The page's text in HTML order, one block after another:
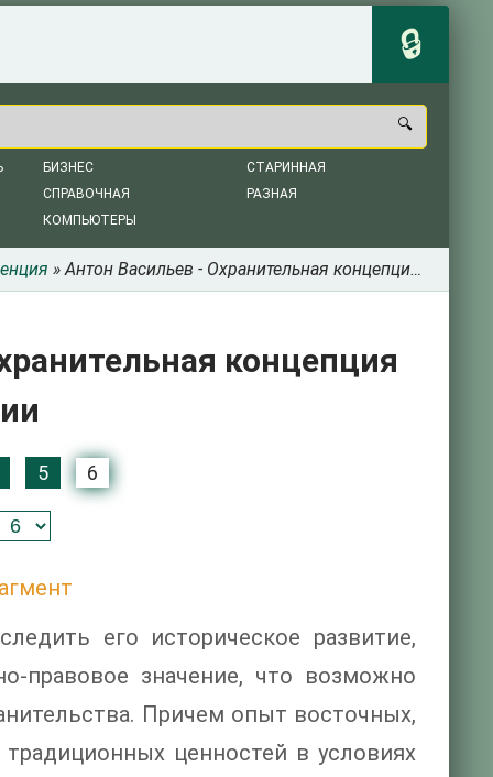
БИЗНЕС
СПРАВОЧНАЯ
КОМПЬЮТЕРЫ
СТАРИННАЯ
РАЗНАЯ
» Антон Васильев - Охранительная концепция права в России
концепция
5 6
его историческое развитие,
правовое значение, что возможно
Причем опыт восточных,
ценностей в условиях